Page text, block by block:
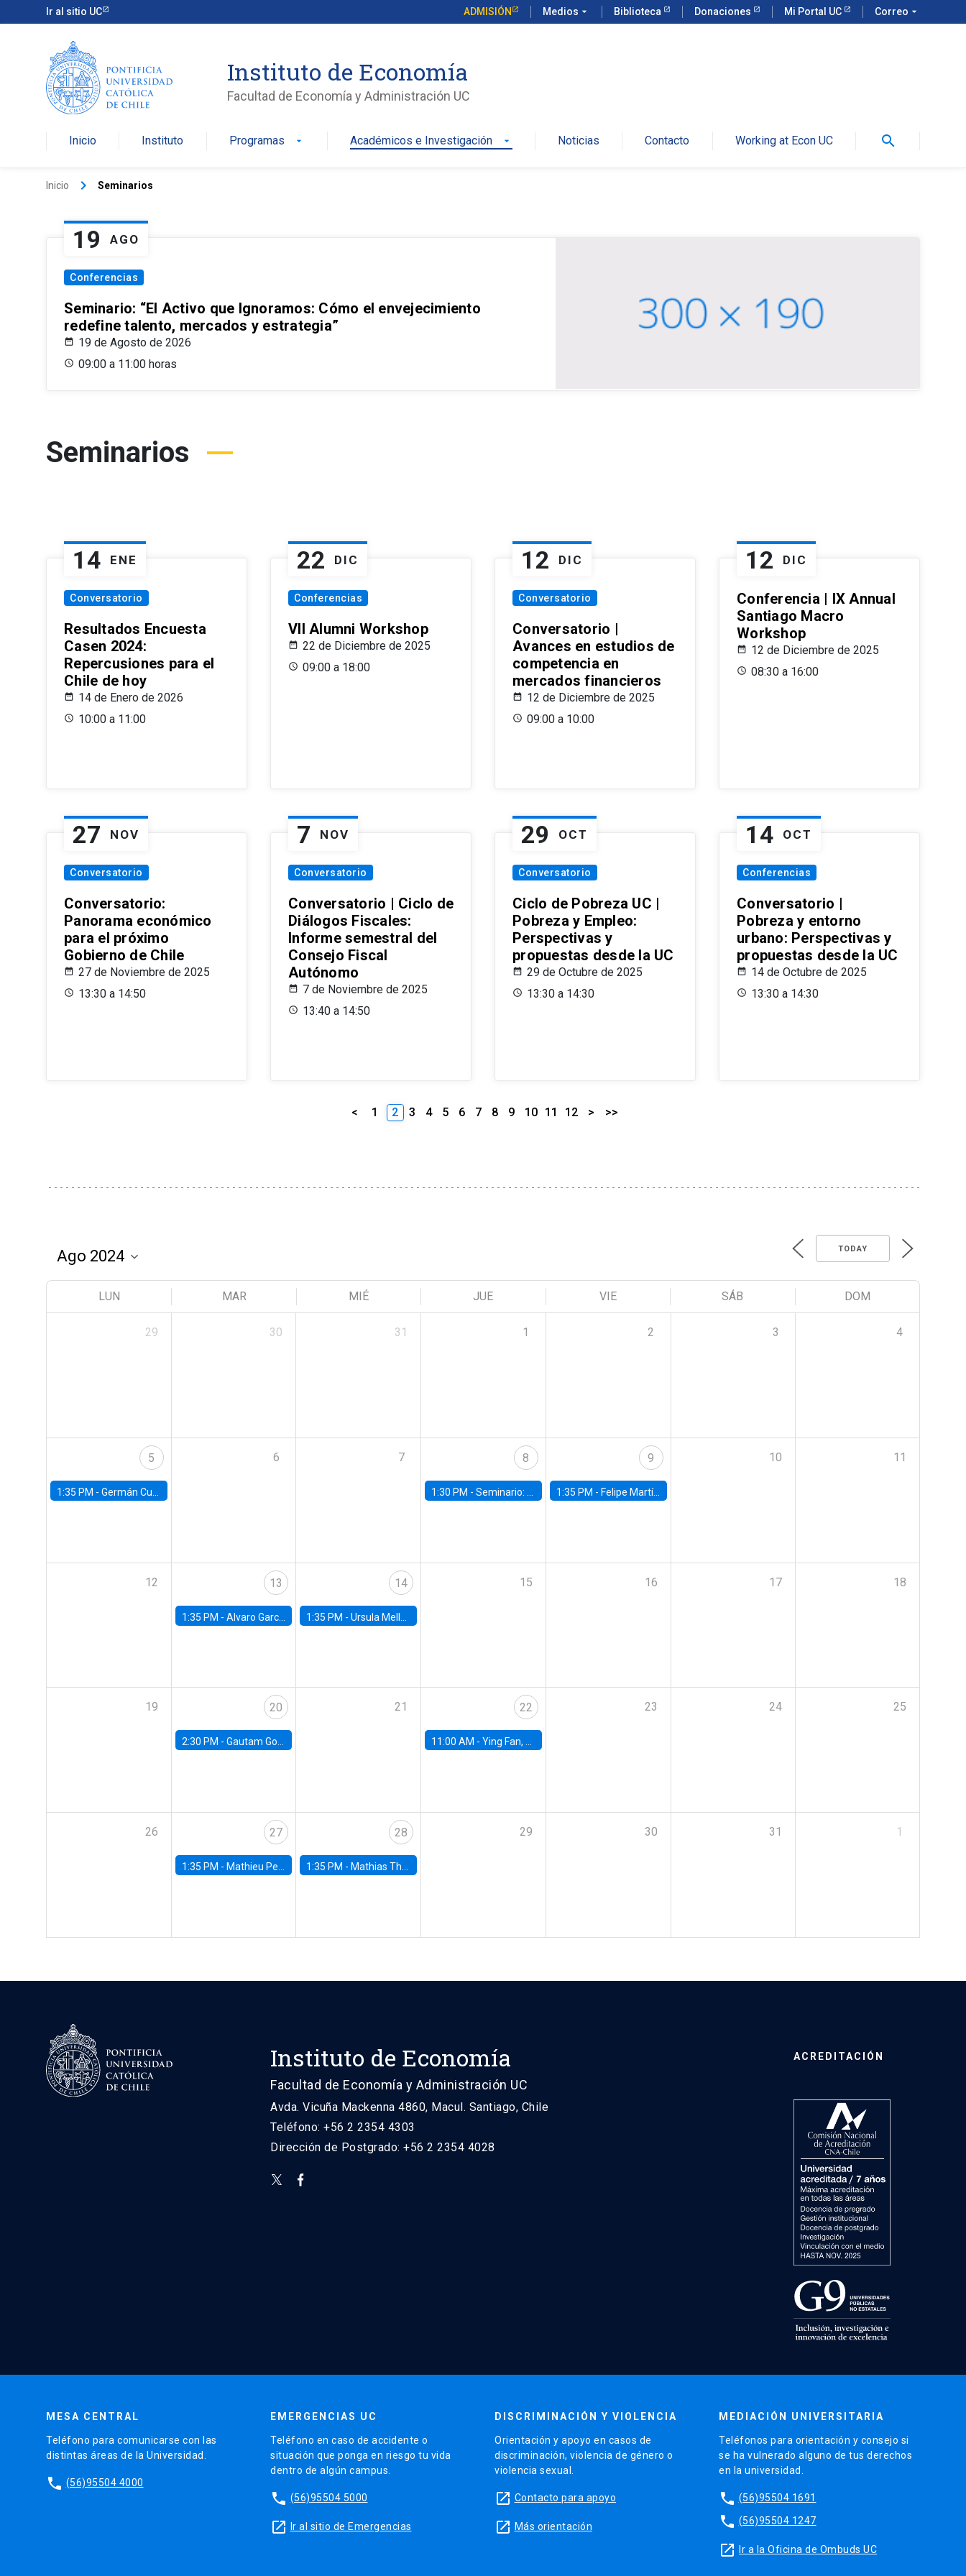
Ir al sitio UC ADMISIÓN Medios arrow_drop_down Biblioteca Donaciones Mi Portal UC Correo arrow_drop_down
Instituto de Economía
Facultad de Economía y Administración UC
Inicio Instituto Programas arrow_drop_down Académicos e Investigación arrow_drop_down Noticias Contacto Working at Econ UC search
Inicio keyboard_arrow_right Seminarios
19 AGO
Conferencias
Seminario: “El Activo que Ignoramos: Cómo el envejecimiento
redefine talento, mercados y estrategia”
19 de Agosto de 2026
09:00 a 11:00 horas
Seminarios
14 ENE
Conversatorio
Resultados Encuesta
Casen 2024:
Repercusiones para el
Chile de hoy
14 de Enero de 2026
10:00 a 11:00
22 DIC
Conferencias
VII Alumni Workshop
22 de Diciembre de 2025
09:00 a 18:00
12 DIC
Conversatorio
Conversatorio |
Avances en estudios de
competencia en
mercados financieros
12 de Diciembre de 2025
09:00 a 10:00
12 DIC
Conferencia | IX Annual
Santiago Macro
Workshop
12 de Diciembre de 2025
08:30 a 16:00
27 NOV
Conversatorio
Conversatorio:
Panorama económico
para el próximo
Gobierno de Chile
27 de Noviembre de 2025
13:30 a 14:50
7 NOV
Conversatorio
Conversatorio | Ciclo de
Diálogos Fiscales:
Informe semestral del
Consejo Fiscal
Autónomo
7 de Noviembre de 2025
13:40 a 14:50
29 OCT
Conversatorio
Ciclo de Pobreza UC |
Pobreza y Empleo:
Perspectivas y
propuestas desde la UC
29 de Octubre de 2025
13:30 a 14:30
14 OCT
Conferencias
Conversatorio |
Pobreza y entorno
urbano: Perspectivas y
propuestas desde la UC
14 de Octubre de 2025
13:30 a 14:30
< 1 2 3 4 5 6 7 8 9 10 11 12 > >>
TODAY
LUN MAR MIÉ JUE VIE SÁB DOM
29 30 31 1 2 3 4
5
1:35 PM - Germán Cubas, University of Houston
6 7 8
1:30 PM -Seminario: “Recuperando la humanidad para progresar en la era de la IA»
9
1:35 PM - Felipe Martínez, alumno Doctorado en Economía UC
10 11
12 13
1:35 PM - Alvaro Garcia-Marin, Universidad de Los Andes
14
1:35 PM -Ursula Mello, Insper - Institute of Education and Research
15 16 17 18
19 20
2:30 PM - Gautam Gowrisankaran, Columbia University
21 22
11:00 AM -Ying Fan, University of Michigan
23 24 25
26 27
1:35 PM - Mathieu Pedemonte, IDB
28
1:35 PM - Mathias Thoenig, University of Lausanne
29 30 31 1
Instituto de Economía
Facultad de Economía y Administración UC
Avda. Vicuña Mackenna 4860, Macul. Santiago, Chile
Teléfono: +56 2 2354 4303
Dirección de Postgrado: +56 2 2354 4028
ACREDITACIÓN
MESA CENTRAL
Teléfono para comunicarse con las
distintas áreas de la Universidad.
phone (56)95504 4000
EMERGENCIAS UC
Teléfono en caso de accidente o
situación que ponga en riesgo tu vida
dentro de algún campus.
phone (56)95504 5000
launch Ir al sitio de Emergencias
DISCRIMINACIÓN Y VIOLENCIA
Orientación y apoyo en casos de
discriminación, violencia de género o
violencia sexual.
launch Contacto para apoyo
launch Más orientación
MEDIACIÓN UNIVERSITARIA
Teléfonos para orientación y consejo si
se ha vulnerado alguno de tus derechos
en la universidad.
phone (56)95504 1691
phone (56)95504 1247
launch Ir a la Oficina de Ombuds UC